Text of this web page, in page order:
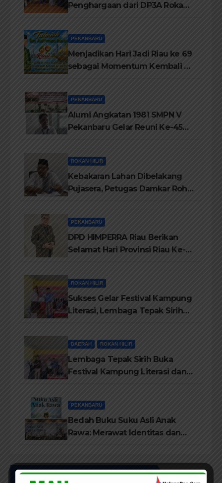
Penghargaan dari DP3A Rokan
PEKANBARU
Menjadikan Hari Jadi Riau ke 69
sebagai Momentum Kembali ke
PEKANBARU
Alumi Angkatan 1981 SMPN V
Pekanbaru Gelar Reuni Ke-45
ROKAN HILIR
Kebakaran Lahan Dibelakang
Pujasera, Petugas Damkar Rohil
PEKANBARU
DPD HIMPERRA Riau Berikan
Selamat Hari Provinsi Riau Ke-
ROKAN HILIR
Sukses Gelar Festival Kampung
Literasi, Lembaga Tepak Sirih
DAERAH ROKAN HILIR
Lembaga Tepak Sirih Buka
Festival Kampung Literasi dan
PEKANBARU
Bedah Buku Suku Asli Anak
Rawa: Merawat Identitas dan
UCAPAN IKLAN HUT RIAU KE-69